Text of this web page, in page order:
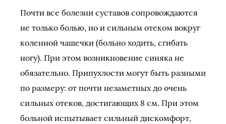
Почти все болезни суставов сопровождаются
не только болью, но и сильным отеком вокруг
коленной чашечки (больно ходить, сгибать
ногу). При этом возникновение синяка не
обязательно. Припухлости могут быть разными
по размеру: от почти незаметных до очень
сильных отеков, достигающих 8 см. При этом
больной испытывает сильный дискомфорт,